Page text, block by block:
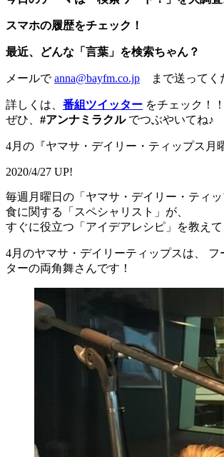
スマホの履歴をチェック！
最近、どんな「言葉」を検索ちゃん？
メールでanna@bayfm.co.jp まで送ってく
詳しくは、 番組ツイッター をチェック！！
ぜひ、 #アンナミラクルでつぶやいてね♪
4月の『ヤマサ・デイリー・ティップス月
2020/4/27 UP!
毎週月曜日の「ヤマサ・デイリー・ティッ
食に関する「スペシャリスト」が、
すぐに役立つ「アイデアレシピ」を教えて
4月のヤマサ・デイリーティップスは、 フ
ターの両角舞さんです！